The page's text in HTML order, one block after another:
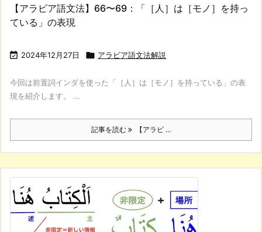
【アラビア語文法】66〜69：「［人］は［モノ］を持っ
ている」の表現
 2024年12月27日  アラビア語文法解説
今回は前置詞インダを使った「［人］は［モノ］を持っている」の表
現を紹介します。 ...
記事を読む 【アラビ ...